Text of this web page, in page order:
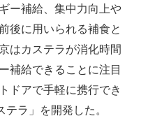
ー補給、集中力向上や
後に用いられる補食と
はカステラが消化時間
補給できることに注目
ドアで手軽に携行でき
ラ」を開発した。